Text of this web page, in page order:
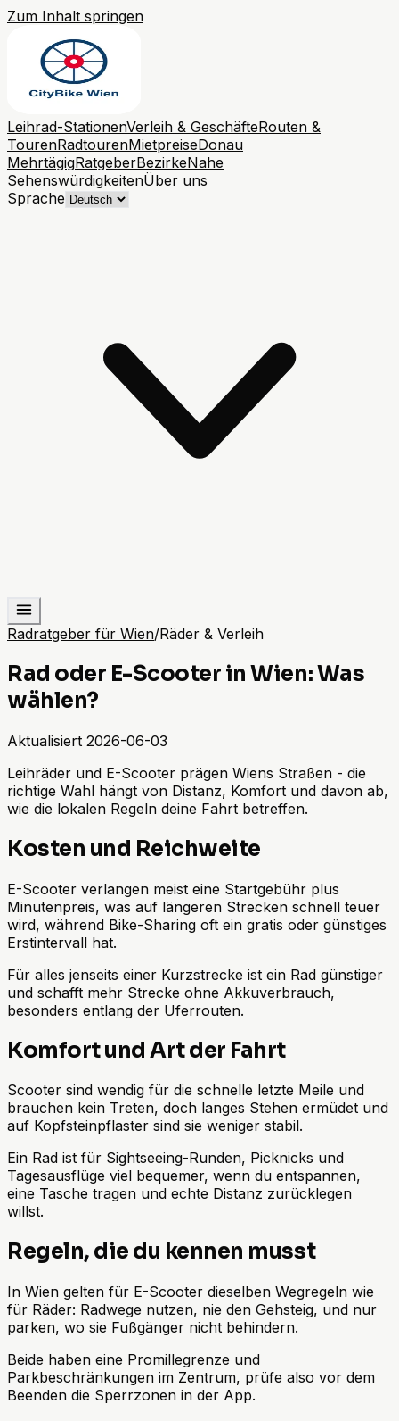
Zum Inhalt springen
Leihrad-StationenVerleih & GeschäfteRouten &
TourenRadtourenMietpreiseDonau
MehrtägigRatgeberBezirkeNahe
SehenswürdigkeitenÜber uns
Sprache
Radratgeber für Wien/Räder & Verleih
Rad oder E-Scooter in Wien: Was
wählen?
Aktualisiert 2026-06-03
Leihräder und E-Scooter prägen Wiens Straßen - die
richtige Wahl hängt von Distanz, Komfort und davon ab,
wie die lokalen Regeln deine Fahrt betreffen.
Kosten und Reichweite
E-Scooter verlangen meist eine Startgebühr plus
Minutenpreis, was auf längeren Strecken schnell teuer
wird, während Bike-Sharing oft ein gratis oder günstiges
Erstintervall hat.
Für alles jenseits einer Kurzstrecke ist ein Rad günstiger
und schafft mehr Strecke ohne Akkuverbrauch,
besonders entlang der Uferrouten.
Komfort und Art der Fahrt
Scooter sind wendig für die schnelle letzte Meile und
brauchen kein Treten, doch langes Stehen ermüdet und
auf Kopfsteinpflaster sind sie weniger stabil.
Ein Rad ist für Sightseeing-Runden, Picknicks und
Tagesausflüge viel bequemer, wenn du entspannen,
eine Tasche tragen und echte Distanz zurücklegen
willst.
Regeln, die du kennen musst
In Wien gelten für E-Scooter dieselben Wegregeln wie
für Räder: Radwege nutzen, nie den Gehsteig, und nur
parken, wo sie Fußgänger nicht behindern.
Beide haben eine Promillegrenze und
Parkbeschränkungen im Zentrum, prüfe also vor dem
Beenden die Sperrzonen in der App.